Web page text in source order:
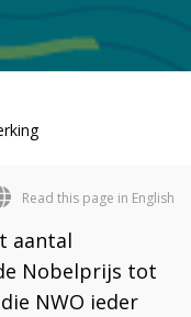
Read this page in English
aantal
Nobelprijs tot
NWO ieder